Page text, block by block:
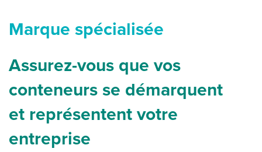
Marque spécialisée
Assurez-vous que vos
conteneurs se démarquent
et représentent votre
entreprise